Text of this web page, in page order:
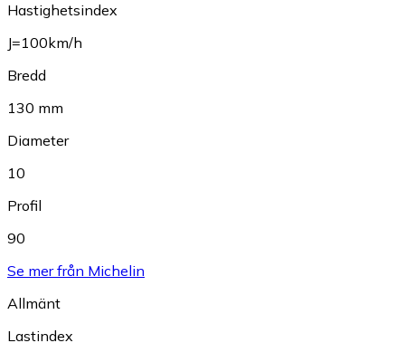
Hastighetsindex
J=100km/h
Bredd
130 mm
Diameter
10
Profil
90
Se mer från Michelin
Allmänt
Lastindex